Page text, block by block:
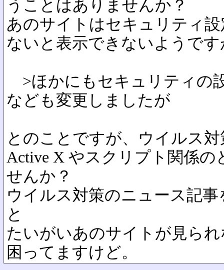
うことはありませんか？
あのサイトはセキュリティ
ないと表示できないようです
>ほかにもセキュリティの
なども変更しましたが
とのことですが、ウイルス
Active X やスクリプト関係
せんか？
ウイルス対策のニュース記
と
たいがいあのサイトが見ら
困ってますけど。